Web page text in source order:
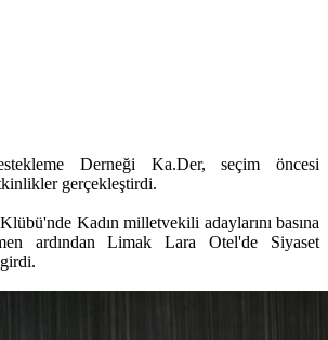
Derneği Ka.Der, seçim öncesi
gerçekleştirdi.
Kadın milletvekili adaylarını basına
ardından Limak Lara Otel'de Siyaset